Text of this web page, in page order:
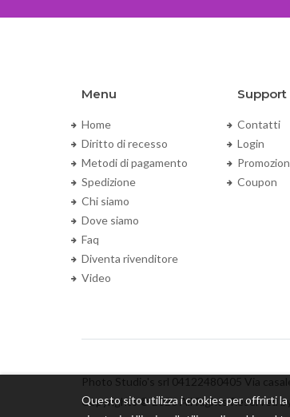
Menu
Home
Diritto di recesso
Metodi di pagamento
Spedizione
Chi siamo
Dove siamo
Faq
Diventa rivenditore
Video
Support
Contatti
Login
Coupon
Photo Studio's srl 04122480405 Via
Copyrights © 2026 All Rights Reserved
Questo sito utilizza i cookies per offrirti la